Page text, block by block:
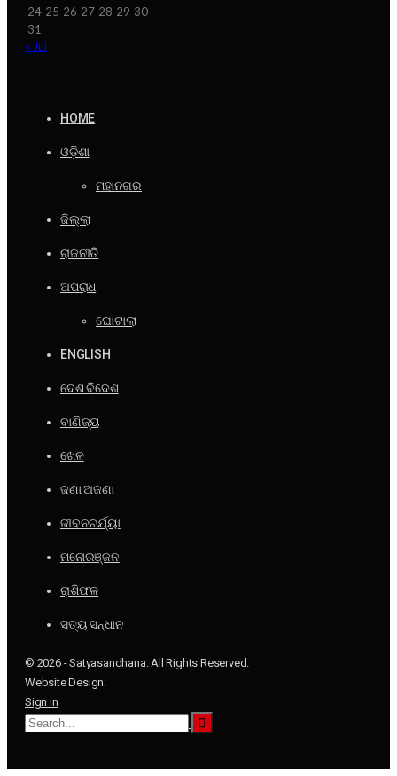
24 25 26 27 28 29 30
31
« Jul
HOME
ଓଡ଼ିଶା
ମହାନଗର
ଜିଲ୍ଲା
ରାଜନୀତି
ଅପରାଧ
ଘୋଟାଲା
ENGLISH
ଦେଶ ବିଦେଶ
ବାଣିଜ୍ୟ
ଖେଳ
ଜଣା ଅଜଣା
ଜୀବନଚର୍ଯ୍ୟା
ମନୋରଞ୍ଜନ
ରାଶିଫଳ
ସତ୍ୟ ସନ୍ଧାନ
© 2026 - Satyasandhana. All Rights Reserved.
Website Design:
Sign in